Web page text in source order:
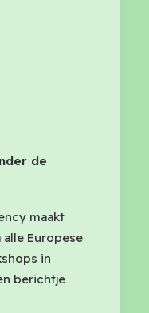
de
maakt
Europese
in
berichtje